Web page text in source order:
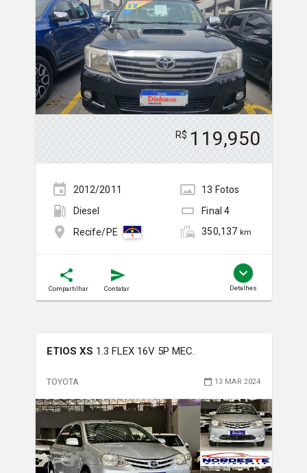
R$ 119,950
2012/2011 13 Fotos
Diesel
Final4
Recife/PE
350,137 km
Compartilhar Contatar Detalhes
ETIOS XS 1.3 FLEX 16V 5P MEC.
TOYOTA 13 MAR 2024